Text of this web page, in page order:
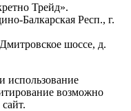
Трейд».
Балкарская Респ., г.
шоссе, д.
использование
возможно